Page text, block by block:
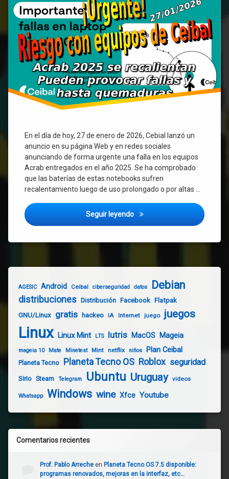
En el día de hoy, 27 de enero de 2026, Cebial lanzó un
anuncio en su página Web y en redes sociales
anunciando de forma urgente una falla en los equipos
Acrab entregados en el año 2025. Se ha comprobado
que las baterías de estas notebooks sufren
recalentamiento luego de uso prolongado o por altas …
Seguir leyendo ¡URGENTE! Ceibal alerta
producir
quemaduras
AGESIC Android Ceibal ciberseguridad datos Debian
distribuciones Distribución Facebook Flatpak
GNU/Linux gratis hackeo IA Internet juego juegos
Linux Linux Mint LTS lutris MacOS Mageia
mageia 10 Mate Minetest Mint netflix niños Plan Ceibal
Planeta Tecno Planeta Tecno OS Roblox seguridad
Sirio Steam Telegram Ubuntu Uruguay videos
Whatsapp Windows wine Xfce Youtube
Comentarios recientes
Prof. Pablo Arrecheen Planeta Tecno OS 7.5 disponible:
programas renovados, mejoras en la interfaz, etc…